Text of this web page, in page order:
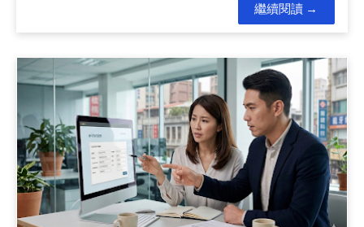
繼續閱讀